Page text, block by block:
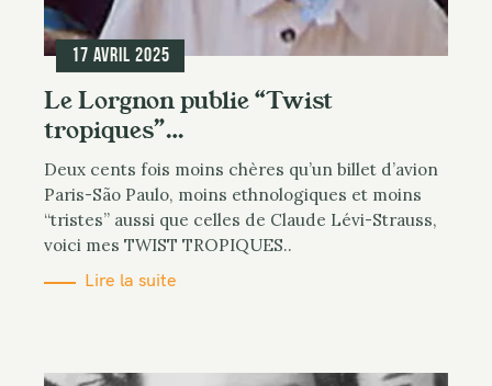
17 avril 2025
Le Lorgnon publie “Twist
tropiques”…
Deux cents fois moins chères qu’un billet d’avion
Paris-São Paulo, moins ethnologiques et moins
“tristes” aussi que celles de Claude Lévi-Strauss,
voici mes TWIST TROPIQUES..
Lire la suite